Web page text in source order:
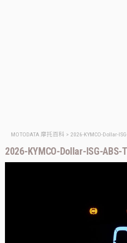
MOTODATA 摩托百科 > 2026-KYMCO-Dollar-
2026-KYMCO-Dollar-ISG-ABS-